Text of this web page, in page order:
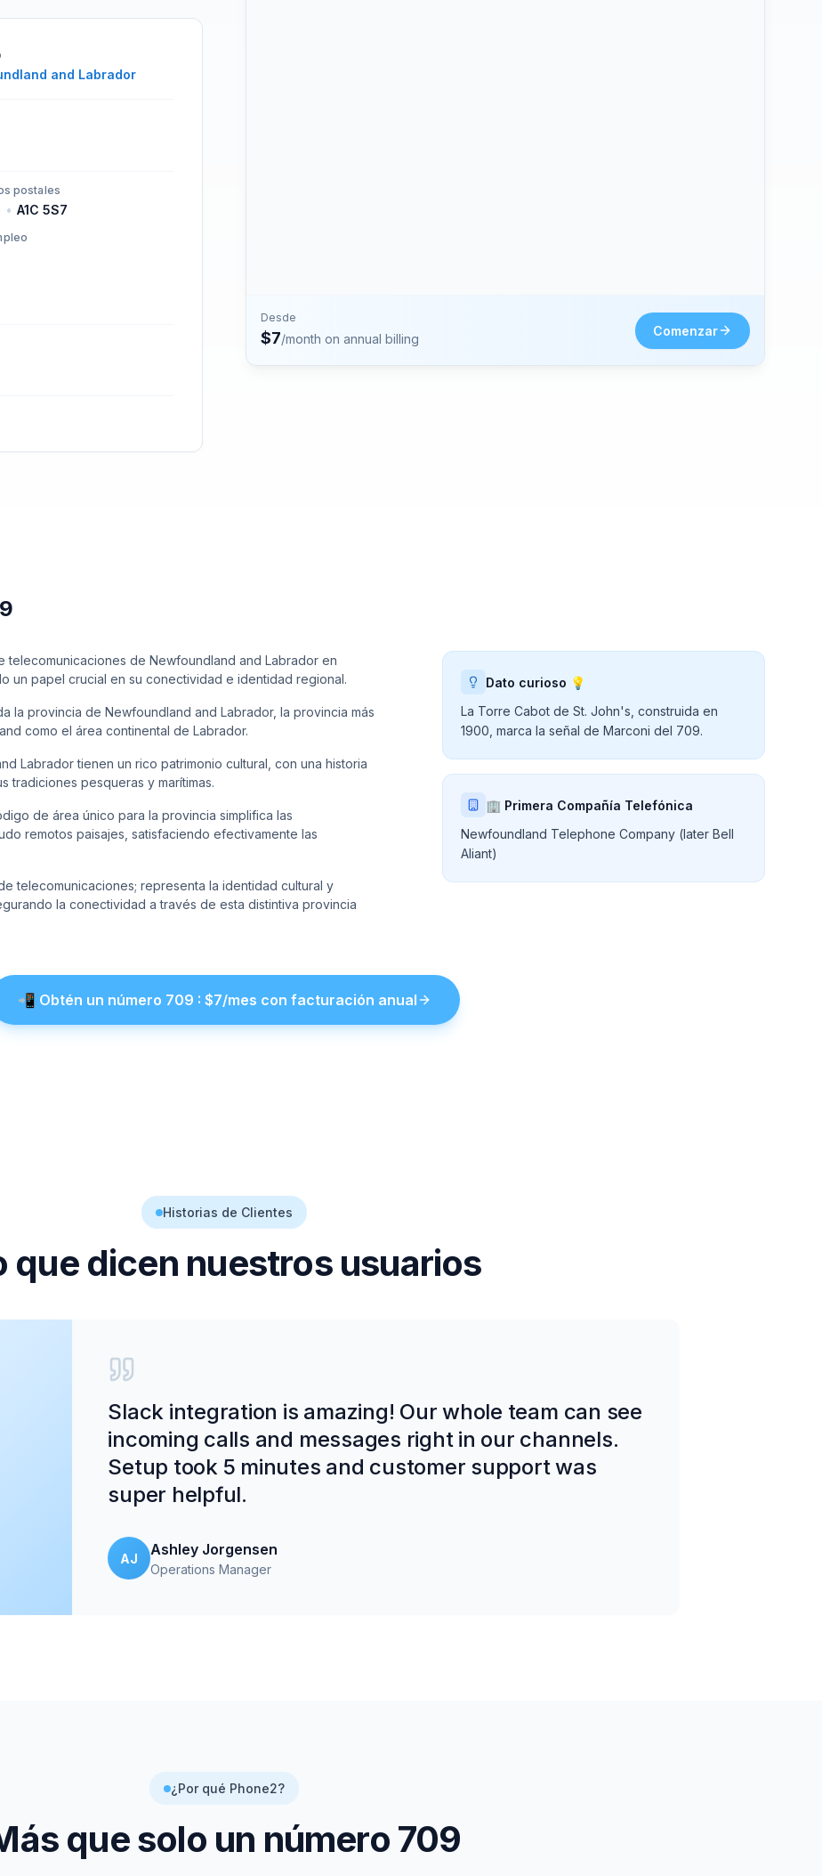
and Labrador
postales
• A1C 5S7
Desde
$7/month on annual billing
Comenzar
de Newfoundland and Labrador en
un papel crucial en su conectividad e identidad regional.
la provincia de Newfoundland and Labrador, la provincia más
como el área continental de Labrador.
Labrador tienen un rico patrimonio cultural, con una historia
tradiciones pesqueras y marítimas.
de área único para la provincia simplifica las
remotos paisajes, satisfaciendo efectivamente las
telecomunicaciones; representa la identidad cultural y
la conectividad a través de esta distintiva provincia
Dato curioso 💡
La Torre Cabot de St. John's, construida en
1900, marca la señal de Marconi del 709.
🏢 Primera Compañía Telefónica
Newfoundland Telephone Company (later Bell
Aliant)
📲 Obtén un número 709 : $7/mes con facturación anual
Historias de Clientes
que dicen nuestros usuarios
Slack integration is amazing! Our whole team can see
incoming calls and messages right in our channels.
Setup took 5 minutes and customer support was
super helpful.
AJ
Ashley Jorgensen
Operations Manager
¿Por qué Phone2?
que solo un número 709